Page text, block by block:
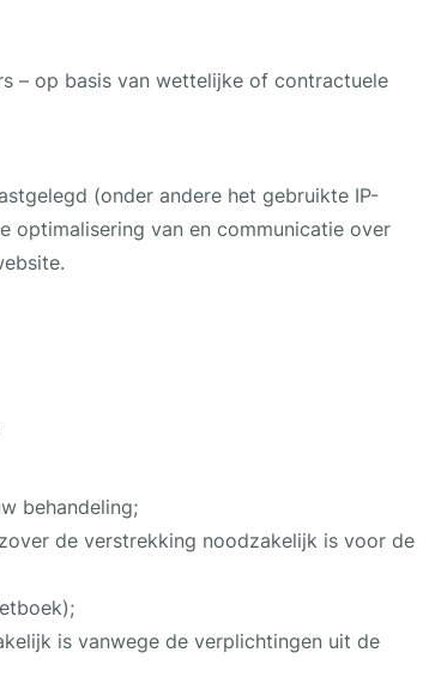
– op basis van wettelijke of contractuele
(onder andere het gebruikte IP-
optimalisering van en communicatie over
behandeling;
de verstrekking noodzakelijk is voor de
is vanwege de verplichtingen uit de